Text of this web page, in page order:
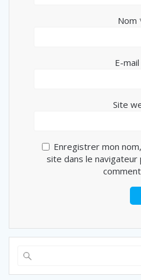
Nom
E-mail
Site
Enregistrer mon
site dans le navigateur